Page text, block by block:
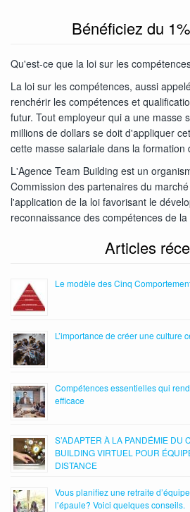
Bénéficiez du
Qu'est-ce que la loi sur les
La loi sur les compétences, aussi
renchérir les compétences et
futur. Tout employeur qui a une masse
millions de dollars se doit d'appliquer
cette masse salariale dans la formation
L'Agence Team Building est un
Commission des partenaires du
l'application de la loi favorisant le
reconnaissance des compétences de
Articles
Le modèle des Cinq
L’importance de créer une culture
Compétences essentielles qui
efficace
S’ADAPTER À LA PANDÉMIE DU
BUILDING VIRTUEL POUR
DISTANCE
Vous planifiez une retraite
l’épaule? Voici quelques conseils.